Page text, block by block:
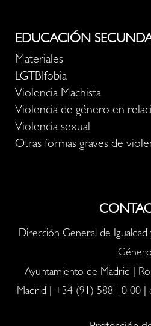
EDUCACIÓN
Materiales
LGTBIfobia
Violencia Machista
Violencia de género en
Violencia sexual
Otras formas graves de
Dirección General de
Género
Ayuntamiento de Madrid |
Madrid | +34 (91) 588 10 00|